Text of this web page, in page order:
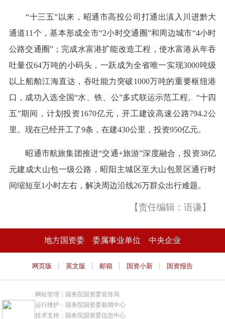
“十三五”以来，昭通市高投公司打通出滇入川进黔大
通道11个，基本形成全市“2小时交通圈”和周边城市“4小时
公路交通圈”；完成水富港扩能改造工程，使水富港从年吞
吐量仅64万吨的小码头，一跃成为全省唯一实现3000吨级
以上船舶江海直达，吞吐能力突破1000万吨的重要枢纽港
口，成功入选全国“水、铁、公”多式联运示范工程。“十四
五”期间，计划投资1670亿元，开工建设高速公路794.2公
里。现在已经开工了9条，在建430公里，投资950亿元。
昭通市航旅集团推进“交通+旅游”深度融合，投资38亿
元建成大山包一级公路，昭阳主城区至大山包景区通行时
间缩短至1小时左右，解决周边沿线26万群众出行难题。
【责任编辑：语谦】
地方国资委 委属事业单位 中央企业
网页版 | 英文版 | 邮箱 | 国资小新 | 国资报告
网站管理：国务院国资委宣传局
运行维护：国务院国资委新闻中心
技术支持：国务院国资委信息中心